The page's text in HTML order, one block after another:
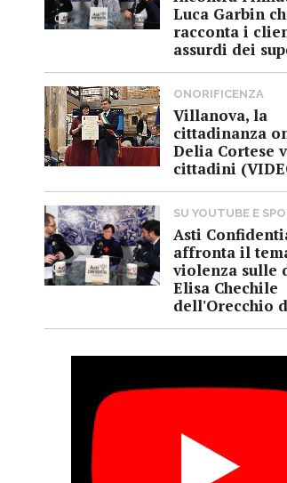
Luca Garbin
racconta i
assurdi dei
ONORIFICENZA
Villanova, la
cittadinanza
Delia Cortese
cittadini
SU YOUTUBE E
Asti
affronta il
violenza sulle
Elisa Chechile
dell'Orecchio